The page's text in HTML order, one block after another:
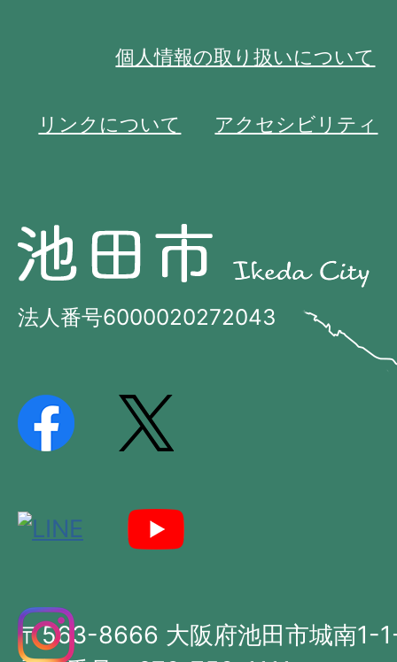
個人情報の取り扱いについて
リンクについて アクセシビリティ
池
田
市
法人番号6000020272043
田
市
の
阪
〒563-8666 大阪府池田市城南1-